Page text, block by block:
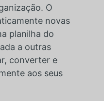
O
novas
planilha do
a outras
converter e
aos seus